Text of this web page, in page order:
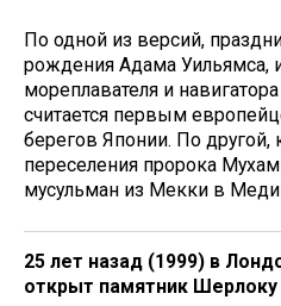
По одной из версий,
рождения Адама Уильямса,
мореплавателя и
считается первым
берегов Японии. По
переселения пророка
мусульман из Мекки в
25 лет назад (1999) в
открыт памятник Шерлоку